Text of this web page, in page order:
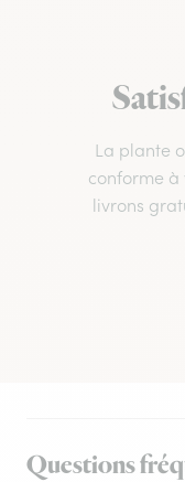
La plante
conforme à
livrons
Questions